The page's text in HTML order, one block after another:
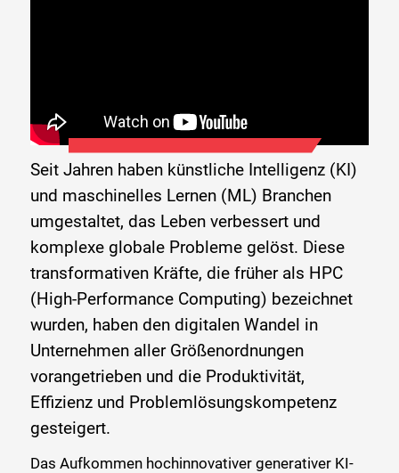
Seit Jahren haben künstliche Intelligenz (KI)
und maschinelles Lernen (ML) Branchen
umgestaltet, das Leben verbessert und
komplexe globale Probleme gelöst. Diese
transformativen Kräfte, die früher als HPC
(High-Performance Computing) bezeichnet
wurden, haben den digitalen Wandel in
Unternehmen aller Größenordnungen
vorangetrieben und die Produktivität,
Effizienz und Problemlösungskompetenz
gesteigert.
Das Aufkommen hochinnovativer generativer KI-